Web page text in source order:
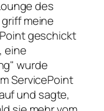
des
meine
geschickt
eine
wurde
ServicePoint
und sagte,